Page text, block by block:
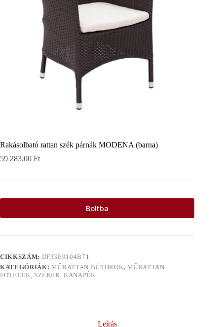
Rakásolható rattan szék párnák MODENA (barna)
59 283,00 Ft
Boltba
CIKKSZÁM: DF33E9104B71
KATEGÓRIÁK: MŰRATTAN BÚTOROK, MŰRATTAN
FOTELEK, SZÉKEK, KANAPÉK
Leírás